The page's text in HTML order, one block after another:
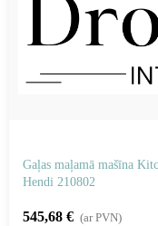
Gaļas maļamā mašīna
Hendi 210802
545,68 € (ar PVN)